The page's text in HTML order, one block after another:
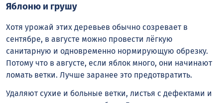
Яблоню и грушу
Хотя урожай этих деревьев обычно созревает в
сентябре, в августе можно провести лёгкую
санитарную и одновременно нормирующую обрезку.
Потому что в августе, если яблок много, они начинают
ломать ветки. Лучше заранее это предотвратить.
Удаляют сухие и больные ветки, листья с дефектами и